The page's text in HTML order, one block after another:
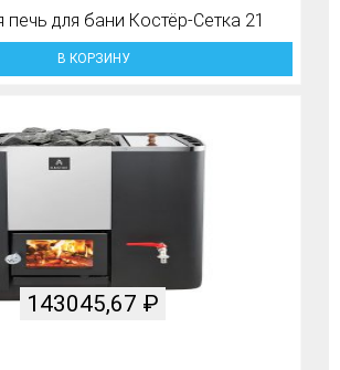
печь для бани Костёр-Сетка 21
В КОРЗИНУ
143045,67 ₽